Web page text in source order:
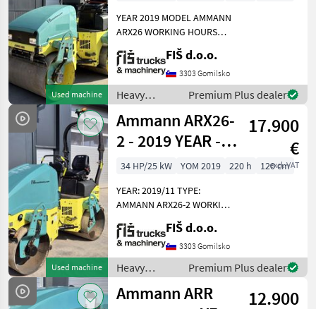
Used machine
YEAR 2019 MODEL AMMANN
ARX26 WORKING HOURS
600 ENGINE DIESEL YANMAR
- 22.2kW WEIGHT 2460kg
ROLLER WIDTH 120cm
LIGHTS WATER SPRINKLER
SYSTEM FRONT AND REAR
FIŠ d.o.o.
3303 Gomilsko
Heavy
equipment/
construction
machines /
Ammann
Premium Plus dealer
Used machine
Ammann ARX26-
2 - 2019 YEAR -
220 WORKING
HOURS
17.900
€
excl. VAT
34 HP/25 kW YOM 2019 220 h
120 cm
YEAR: 2019/11 TYPE:
AMMANN ARX26-2 WORKING
HOURS: 220 ENGINE: DIESEL
KUBOTA - 25KW WEIGHT
2345KG ROLLER WIDTH
120CM LIGHTS WETTING 2
VIBRATION LEVELS VIBRAT
FIŠ d.o.o.
3303 Gomilsko
Heavy
equipment/
construction
Premium Plus dealer
Ammann ARR
12.900